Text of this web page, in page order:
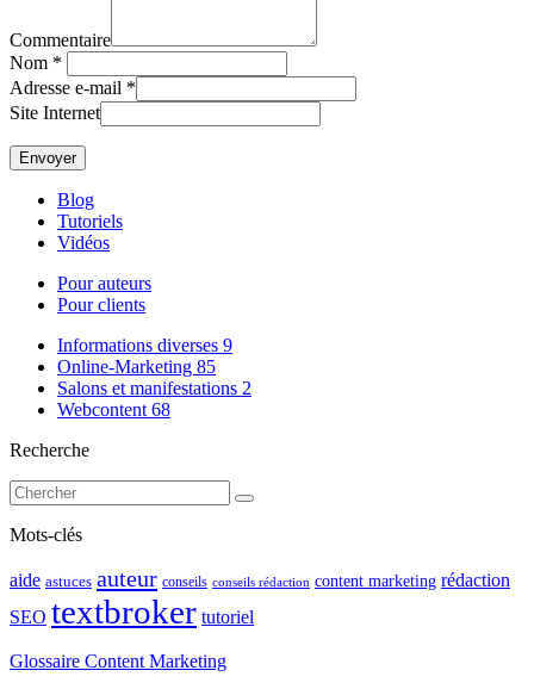
Commentaire
Nom *
Adresse e-mail *
Site Internet
Blog
Tutoriels
Vidéos
Pour auteurs
Pour clients
Informations diverses 9
Online-Marketing 85
Salons et manifestations 2
Webcontent 68
Recherche
Mots-clés
aide astuces auteur conseils conseils rédaction content marketing rédaction
SEO textbroker tutoriel
Glossaire Content Marketing